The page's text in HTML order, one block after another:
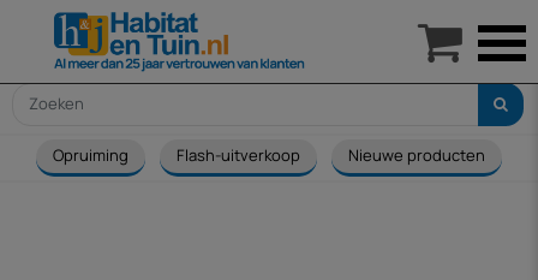
Opruiming Flash-uitverkoop Nieuwe producten
